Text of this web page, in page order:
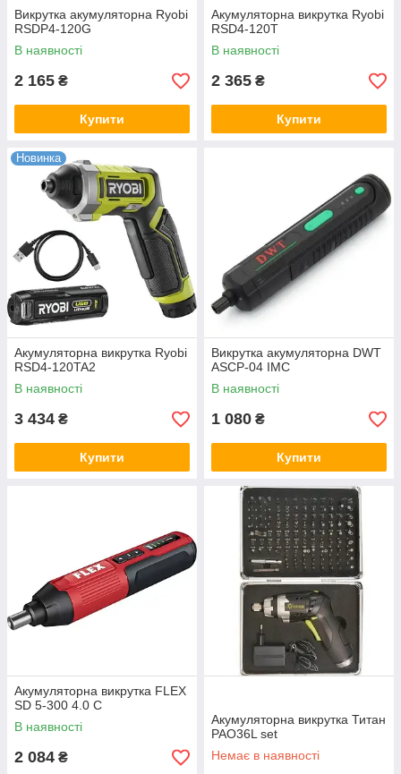
Викрутка акумуляторна Ryobi
RSDP4-120G
В наявності
2 165 ₴
Купити
Акумуляторна викрутка Ryobi
RSD4-120T
В наявності
2 365 ₴
Купити
Новинка
Акумуляторна викрутка Ryobi
RSD4-120TA2
В наявності
3 434 ₴
Купити
Викрутка акумуляторна DWT
ASCP-04 IMC
В наявності
1 080 ₴
Купити
Акумуляторна викрутка FLEX
SD 5-300 4.0 C
В наявності
2 084 ₴
Акумуляторна викрутка Титан
PAO36L set
Немає в наявності